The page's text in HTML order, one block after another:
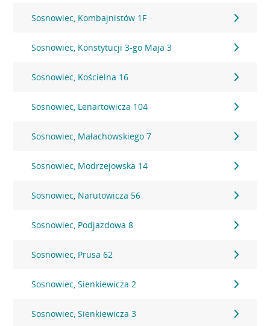
Sosnowiec, Kombajnistów 1F
Sosnowiec, Konstytucji 3-go Maja 3
Sosnowiec, Kościelna 16
Sosnowiec, Lenartowicza 104
Sosnowiec, Małachowskiego 7
Sosnowiec, Modrzejowska 14
Sosnowiec, Narutowicza 56
Sosnowiec, Podjazdowa 8
Sosnowiec, Prusa 62
Sosnowiec, Sienkiewicza 2
Sosnowiec, Sienkiewicza 3